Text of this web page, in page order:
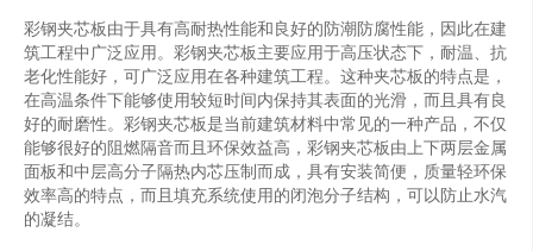
彩钢夹芯板由于具有高耐热性能和良好的防潮防腐性能，因此在建
筑工程中广泛应用。彩钢夹芯板主要应用于高压状态下，耐温、抗
老化性能好，可广泛应用在各种建筑工程。这种夹芯板的特点是，
在高温条件下能够使用较短时间内保持其表面的光滑，而且具有良
好的耐磨性。彩钢夹芯板是当前建筑材料中常见的一种产品，不仅
能够很好的阻燃隔音而且环保效益高，彩钢夹芯板由上下两层金属
面板和中层高分子隔热内芯压制而成，具有安装简便，质量轻环保
效率高的特点，而且填充系统使用的闭泡分子结构，可以防止水汽
的凝结。